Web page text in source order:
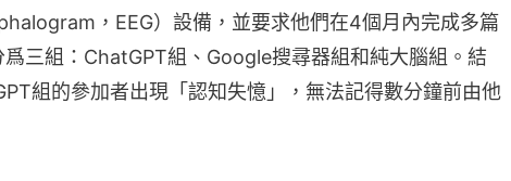
，EEG）設備，並要求他們在4個月內完成多篇
爲三組：ChatGPT組、Google搜尋器組和純大腦組。結
組的參加者出現「認知失憶」，無法記得數分鐘前由他